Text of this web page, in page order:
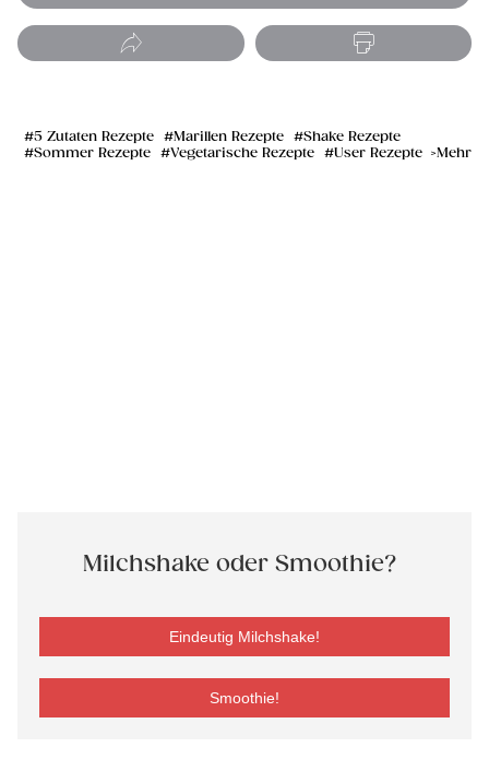
5 Zutaten Rezepte Marillen Rezepte
Shake Rezepte
Sommer Rezepte
Vegetarische Rezepte User Rezepte Mehr
Milchshake oder Smoothie?
Eindeutig Milchshake!
Smoothie!